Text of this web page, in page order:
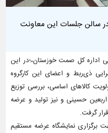
سالن جلسات این معاونت
اداره کل صمت خوزستان،؛در این
ذی‌ربط و اعضای این کارگروه
کالاهای اساسی، بررسی توزیع
اربعین حسینی و نیز تولید و عرضه
گرفت.
برگزاری نمایشگاه عرضه مستقیم